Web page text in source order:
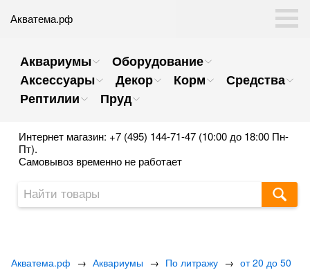
Акватема.рф
Аквариумы
Оборудование
Аксессуары
Декор Корм
Средства
Рептилии
Пруд
Интернет магазин: +7 (495) 144-71-47 (10:00 до 18:00 Пн-
Пт).
Самовывоз временно не работает
Акватема.рф → Аквариумы → По литражу → от 20 до 50